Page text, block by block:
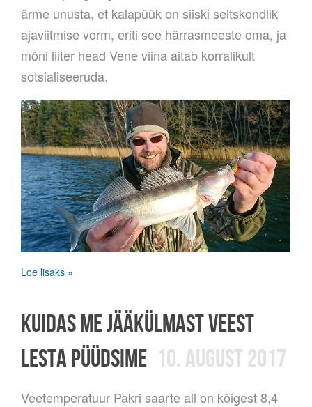
ärme unusta, et kalapüük on siiski seltskondlik
ajaviitmise vorm, eriti see härrasmeeste oma, ja
mõni liiter head Vene viina aitab korralikult
sotsialiseeruda.
Loe lisaks »
KUIDAS ME JÄÄKÜLMAST VEEST
LESTA PÜÜDSIME 10. AUGUST 2017
Veetemperatuur Pakri saarte all on kõigest 8,4